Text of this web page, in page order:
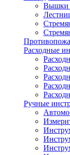
Вышки
Расходные
Ручные